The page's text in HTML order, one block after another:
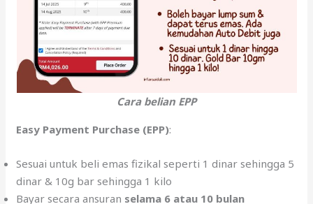
Cara belian EPP
Easy Payment Purchase (EPP):
Sesuai untuk beli emas fizikal seperti 1 dinar sehingga 5
dinar & 10g bar sehingga 1 kilo
Bayar secara ansuran selama 6 atau 10 bulan